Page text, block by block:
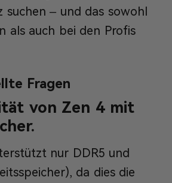
suchen – und das sowohl
als auch bei den Profis
Fragen
von Zen 4 mit
nur DDR5 und
da dies die